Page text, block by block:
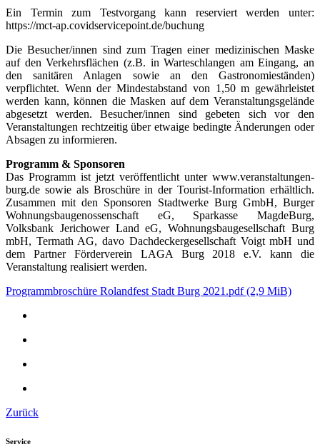
Ein Termin zum Testvorgang kann reserviert werden unter:
https://mct-ap.covidservicepoint.de/buchung
Die Besucher/innen sind zum Tragen einer medizinischen Maske
auf den Verkehrsflächen (z.B. in Warteschlangen am Eingang, an
den sanitären Anlagen sowie an den Gastronomieständen)
verpflichtet. Wenn der Mindestabstand von 1,50 m gewährleistet
werden kann, können die Masken auf dem Veranstaltungsgelände
abgesetzt werden. Besucher/innen sind gebeten sich vor den
Veranstaltungen rechtzeitig über etwaige bedingte Änderungen oder
Absagen zu informieren.
Programm & Sponsoren
Das Programm ist jetzt veröffentlicht unter www.veranstaltungen-
burg.de sowie als Broschüre in der Tourist-Information erhältlich.
Zusammen mit den Sponsoren Stadtwerke Burg GmbH, Burger
Wohnungsbaugenossenschaft eG, Sparkasse MagdeBurg,
Volksbank Jerichower Land eG, Wohnungsbaugesellschaft Burg
mbH, Termath AG, davo Dachdeckergesellschaft Voigt mbH und
dem Partner Förderverein LAGA Burg 2018 e.V. kann die
Veranstaltung realisiert werden.
Programmbroschüre Rolandfest Stadt Burg 2021.pdf(2,9 MiB)
Zurück
Service